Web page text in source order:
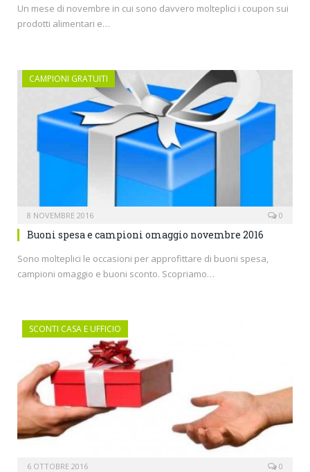
Un mese di novembre in cui sono davvero molteplici i coupon sui
prodotti alimentari e…
CAMPIONI GRATUITI
8 NOVEMBRE 2016 0
Buoni spesa e campioni omaggio novembre 2016
Sono molteplici le occasioni per approfittare di buoni spesa,
campioni omaggio e buoni sconto. Scopriamo…
SCONTI CASA E UFFICIO
6 OTTOBRE 2016 0